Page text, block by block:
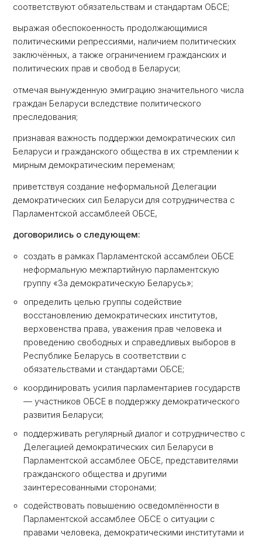
соответствуют обязательствам и стандартам ОБСЕ;
выражая обеспокоенность продолжающимися
политическими репрессиями, наличием политических
заключённых, а также ограничением гражданских и
политических прав и свобод в Беларуси;
отмечая вынужденную эмиграцию значительного числа
граждан Беларуси вследствие политического
преследования;
признавая важность поддержки демократических сил
Беларуси и гражданского общества в их стремлении к
мирным демократическим переменам;
приветствуя создание неформальной Делегации
демократических сил Беларуси для сотрудничества с
Парламентской ассамблеей ОБСЕ,
договорились о следующем:
создать в рамках Парламентской ассамблеи ОБСЕ
неформальную межпартийную парламентскую
группу «За демократическую Беларусь»;
определить целью группы содействие
восстановлению демократических институтов,
верховенства права, уважения прав человека и
проведению свободных и справедливых выборов в
Республике Беларусь в соответствии с
обязательствами и стандартами ОБСЕ;
координировать усилия парламентариев государств
— участников ОБСЕ в поддержку демократического
развития Беларуси;
поддерживать регулярный диалог и сотрудничество с
Делегацией демократических сил Беларуси в
Парламентской ассамблее ОБСЕ, представителями
гражданского общества и другими
заинтересованными сторонами;
содействовать повышению осведомлённости в
Парламентской ассамблее ОБСЕ о ситуации с
правами человека, демократическими институтами и